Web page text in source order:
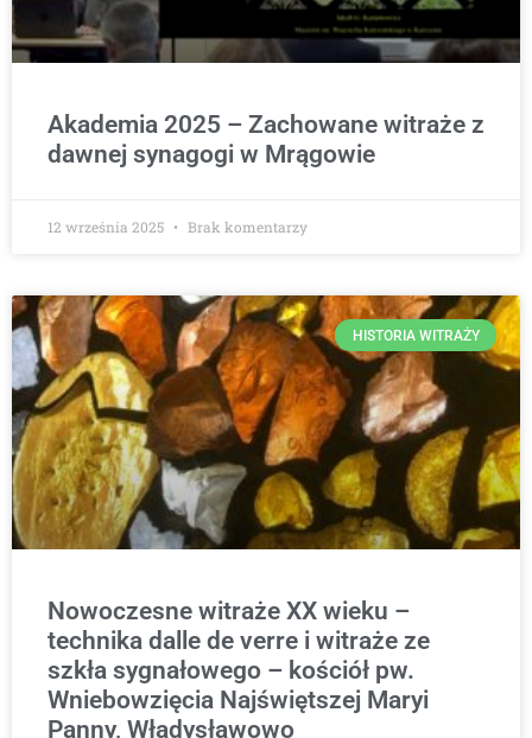
Akademia 2025 – Zachowane witraże z
dawnej synagogi w Mrągowie
12 września 2025 Brak komentarzy
HISTORIA WITRAŻY
Nowoczesne witraże XX wieku –
technika dalle de verre i witraże ze
szkła sygnałowego – kościół pw.
Wniebowzięcia Najświętszej Maryi
Panny, Władysławowo